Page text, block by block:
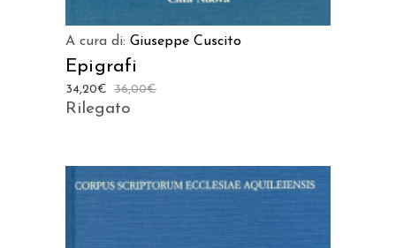
A cura di: Giuseppe Cuscito
Epigrafi
36,00€
34,20€
Rilegato